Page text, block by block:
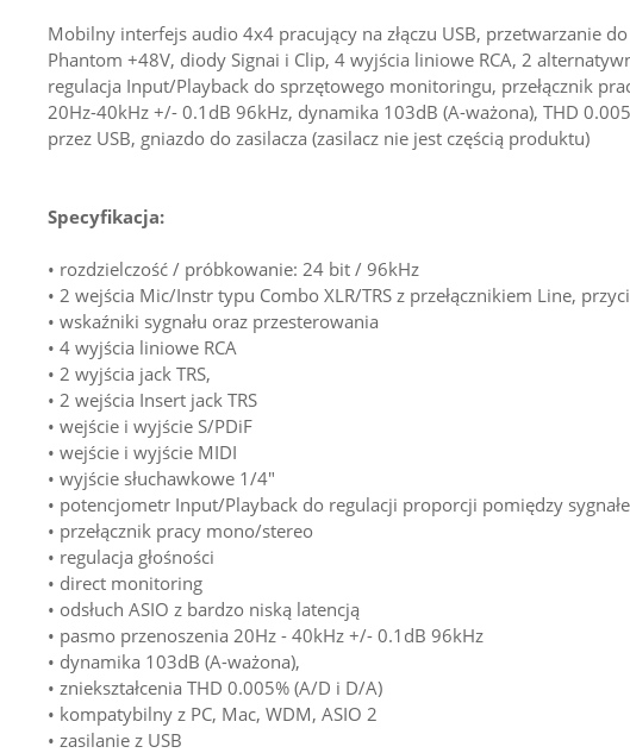
Mobilny interfejs audio 4x4 pracujący na złączu USB, przetwarzanie
Phantom +48V, diody Signai i Clip, 4 wyjścia liniowe RCA, 2
regulacja Input/Playback do sprzętowego monitoringu, przełącznik
20Hz-40kHz +/- 0.1dB 96kHz, dynamika 103dB (A-ważona), THD
przez USB, gniazdo do zasilacza (zasilacz nie jest częścią produktu)
Specyfikacja:
• rozdzielczość / próbkowanie: 24 bit / 96kHz
• 2 wejścia Mic/Instr typu Combo XLR/TRS z przełącznikiem Line,
• wskaźniki sygnału oraz przesterowania
• 4 wyjścia liniowe RCA
• 2 wyjścia jack TRS,
• 2 wejścia Insert jack TRS
• wejście i wyjście S/PDiF
• wejście i wyjście MIDI
• wyjście słuchawkowe 1/4"
• potencjometr Input/Playback do regulacji proporcji pomiędzy
• przełącznik pracy mono/stereo
• regulacja głośności
• direct monitoring
• odsłuch ASIO z bardzo niską latencją
• pasmo przenoszenia 20Hz - 40kHz +/- 0.1dB 96kHz
• dynamika 103dB (A-ważona),
• zniekształcenia THD 0.005% (A/D i D/A)
• kompatybilny z PC, Mac, WDM, ASIO 2
• zasilanie z USB